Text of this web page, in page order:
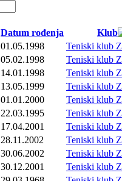
Datum rođenja
Klub
01.05.1998
Teniski klub
05.02.1998
Teniski klub
14.01.1998
Teniski klub
13.05.1999
Teniski klub
01.01.2000
Teniski klub
22.03.1995
Teniski klub
17.04.2001
Teniski klub
28.11.2002
Teniski klub
30.06.2002
Teniski klub
30.12.2001
Teniski klub